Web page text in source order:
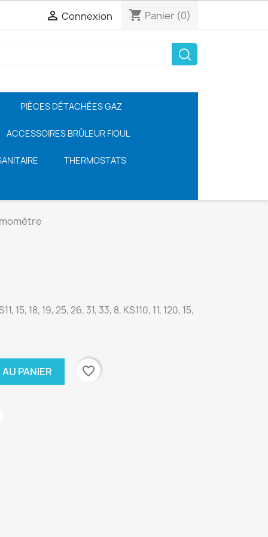
 Connexion shopping_cart Panier (0)
PIÈCES DÉTACHÉES GAZ
ACCESSOIRES BRÛLEUR FIOUL
THERMOSTATS
15, 18, 19, 25, 26, 31, 33, 8, KS110, 11, 120, 15,
PANIER favorite_border